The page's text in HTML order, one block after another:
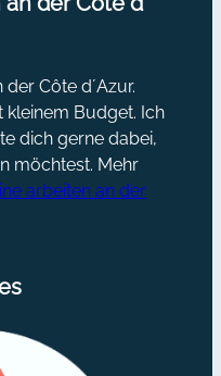
Côte d´Azur.
kleinem Budget. Ich
dich gerne dabei,
möchtest. Mehr
arbeiten an der